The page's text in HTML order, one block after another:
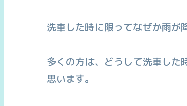
洗車した時に限ってなぜか雨が
多くの方は、どうして洗車した
思います。